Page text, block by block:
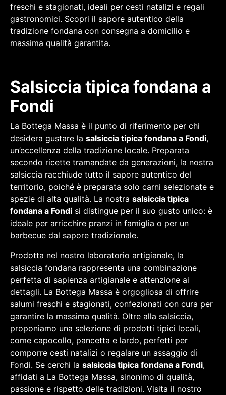
freschi e stagionati, ideali per cesti natalizi e regali
gastronomici. Scopri il sapore autentico della
tradizione fondana con consegna a domicilio e
massima qualità garantita.
Salsiccia tipica fondana a
Fondi
La Bottega Massa è il punto di riferimento per chi
desidera gustare la salsiccia tipica fondana a Fondi,
un’eccellenza della tradizione locale. Preparata
secondo ricette tramandate da generazioni, la nostra
salsiccia racchiude tutto il sapore autentico del
territorio, poiché è preparata solo carni selezionate e
spezie di alta qualità. La nostra salsiccia tipica
fondana a Fondi si distingue per il suo gusto unico: è
ideale per arricchire pranzi in famiglia o per un
barbecue dal sapore tradizionale.
Prodotta nel nostro laboratorio artigianale, la
salsiccia fondana rappresenta una combinazione
perfetta di sapienza artigianale e attenzione ai
dettagli. La Bottega Massa è orgogliosa di offrire
salumi freschi e stagionati, confezionati con cura per
garantire la massima qualità. Oltre alla salsiccia,
proponiamo una selezione di prodotti tipici locali,
come capocollo, pancetta e lardo, perfetti per
comporre cesti natalizi o regalare un assaggio di
Fondi. Se cerchi la salsiccia tipica fondana a Fondi,
affidati a La Bottega Massa, sinonimo di qualità,
passione e rispetto delle tradizioni. Visita il nostro